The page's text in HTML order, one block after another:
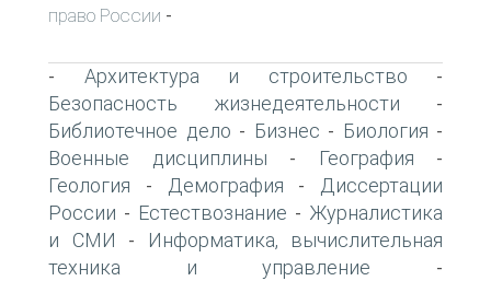
право России -
- Архитектура и строительство -
Безопасность жизнедеятельности -
Библиотечное дело - Бизнес - Биология -
Военные дисциплины - География -
Геология - Демография -
Диссертации
России - Естествознание - Журналистика
и СМИ -
Информатика, вычислительная
техника и управление -